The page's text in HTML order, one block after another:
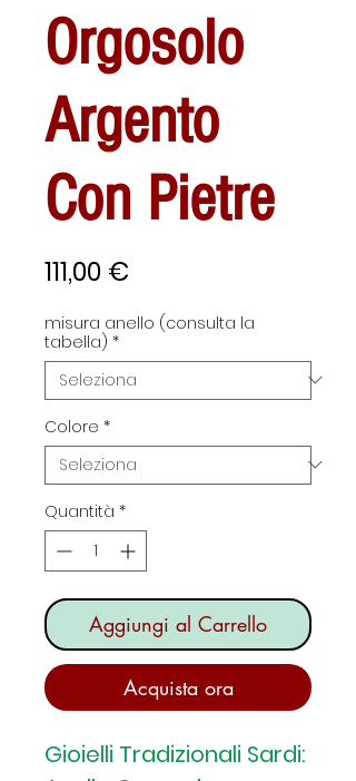
Orgosolo
Argento
Con Pietre
111,00 €
misura anello (consulta la
tabella) *
Colore *
Quantità *
Aggiungi al Carrello
Acquista ora
Gioielli Tradizionali Sardi: